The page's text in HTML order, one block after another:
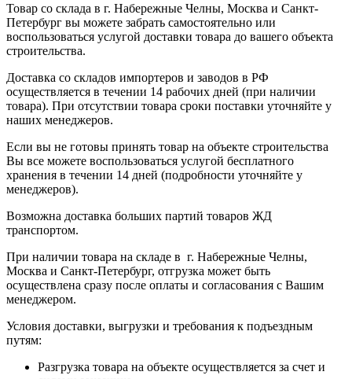
Товар со склада в г. Набережные Челны, Москва и Санкт-
Петербург вы можете забрать самостоятельно или
воспользоваться услугой доставки товара до вашего объекта
строительства.
Доставка со складов импортеров и заводов в РФ
осуществляется в течении 14 рабочих дней (при наличии
товара). При отсутствии товара сроки поставки уточняйте у
наших менеджеров.
Если вы не готовы принять товар на объекте строительства
Вы все можете воспользоваться услугой бесплатного
хранения в течении 14 дней (подробности уточняйте у
менеджеров).
Возможна доставка больших партий товаров ЖД
транспортом.
При наличии товара на складе в г. Набережные Челны,
Москва и Санкт-Петербург, отгрузка может быть
осуществлена сразу после оплаты и согласования с Вашим
менеджером.
Условия доставки, выгрузки и требования к подъездным
путям:
Разгрузка товара на объекте осуществляется за счет и